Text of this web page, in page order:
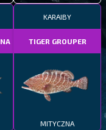
KARAIBY
TIGER GROUPER
MITYCZNA